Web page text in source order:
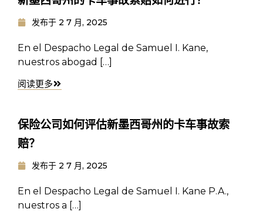
发布于 2 7 月, 2025
En el Despacho Legal de Samuel I. Kane,
nuestros abogad […]
阅读更多
保险公司如何评估新墨西哥州的卡车事故索
赔？
发布于 2 7 月, 2025
En el Despacho Legal de Samuel I. Kane P.A.,
nuestros a […]